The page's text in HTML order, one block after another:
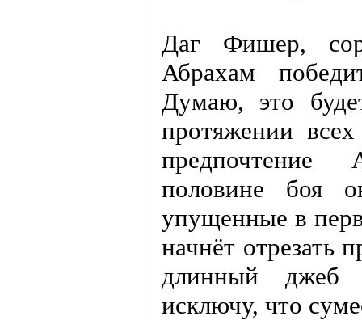
Даг Фишер,
Абрахам
Думаю, это
протяжении
половине боя
упущенные в
начнёт отрезать
длинный
исключу, что